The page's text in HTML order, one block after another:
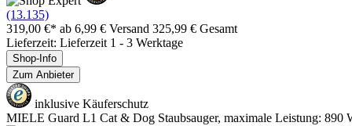
(13.135)
319,00 €* ab 6,99 € Versand 325,99 € Gesamt
Lieferzeit: Lieferzeit 1 - 3 Werktage
Shop-Info
Zum Anbieter
inklusive Käuferschutz
MIELE Guard L1 Cat & Dog Staubsauger, maximale Leistung: 890